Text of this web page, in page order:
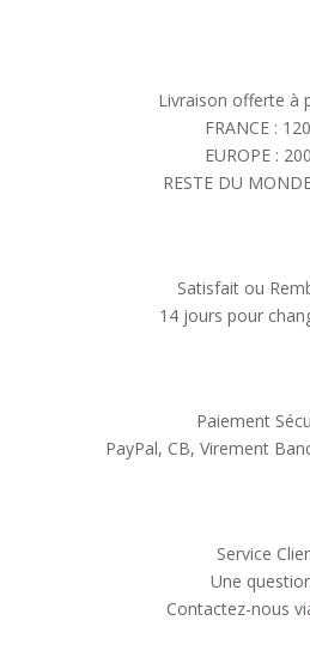
Livraison offerte à
FRANCE :
EUROPE :
RESTE DU
Satisfait ou
14 jours pour
Paiement
PayPal, CB, Virement
Service
Une
Contactez-nous